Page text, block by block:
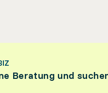
Beratung und